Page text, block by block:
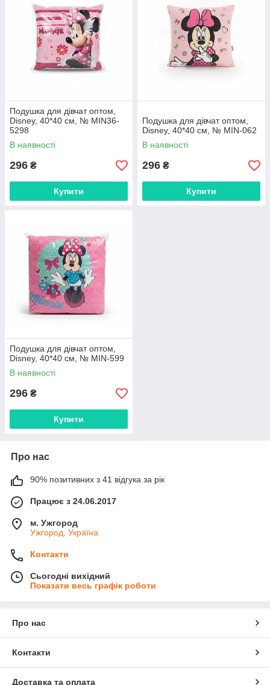
Подушка для дівчат оптом,
Disney, 40*40 см, № MIN36-
5298
В наявності
296 ₴
Купити
Подушка для дівчат оптом,
Disney, 40*40 см, № MIN-062
В наявності
296 ₴
Купити
Подушка для дівчат оптом,
Disney, 40*40 см, № MIN-599
В наявності
296 ₴
Купити
Про нас
90% позитивних з 41 відгука за рік
Працює з 24.06.2017
м. Ужгород
Ужгород, Україна
Контакти
Сьогодні вихідний
Показати весь графік роботи
Про нас
Контакти
Доставка та оплата